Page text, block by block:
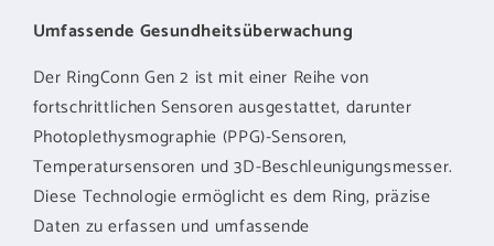
Umfassende Gesundheitsüberwachung
Der RingConn Gen 2 ist mit einer Reihe von
fortschrittlichen Sensoren ausgestattet, darunter
Photoplethysmographie (PPG)-Sensoren,
Temperatursensoren und 3D-Beschleunigungsmesser.
Diese Technologie ermöglicht es dem Ring, präzise
Daten zu erfassen und umfassende